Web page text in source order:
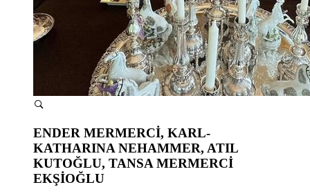
ENDER MERMERCİ, KARL-
KATHARINA NEHAMMER, ATIL
KUTOĞLU, TANSA MERMERCİ
EKŞİOĞLU